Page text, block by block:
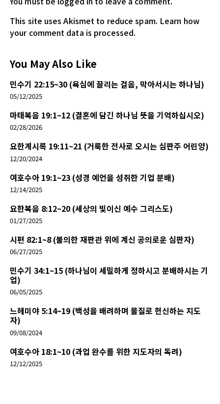
This site uses Akismet to reduce spam. Learn how
your comment data is processed.
You May Also Like
민수기 22:15~30 (욕심에 끌리는 걸음, 막아서시는 하나님)
05/12/2025
마태복음 19:1~12 (결혼에 담긴 하나님 뜻을 기억하십시오)
02/28/2026
요한계시록 19:11~21 (거룩한 전사로 오시는 심판주 어린양)
12/20/2024
여호수아 19:1~23 (성경 예언을 성취한 기업 분배)
12/14/2025
요한복음 8:12~20 (세상의 빛이신 예수 그리스도)
01/27/2025
시편 82:1~8 (불의한 재판관 위에 계신 공의로운 심판자)
06/27/2025
민수기 34:1~15 (하나님이 세밀하게 정하시고 분배하시는 기
업)
06/05/2025
느헤미야 5:14~19 (백성을 배려하며 물질로 헌신하는 지도
자)
09/08/2024
여호수아 18:1~10 (과업 완수를 위한 지도자의 독려)
12/12/2025